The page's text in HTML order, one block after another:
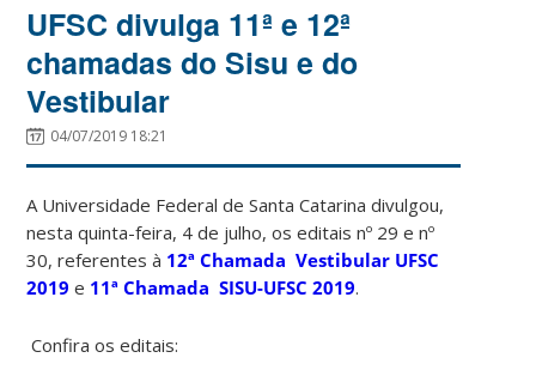
UFSC divulga 11ª e 12ª
chamadas do Sisu e do
Vestibular
04/07/2019 18:21
A Universidade Federal de Santa Catarina divulgou,
nesta quinta-feira, 4 de julho, os editais nº 29 e nº
30, referentes à 12ª Chamada Vestibular UFSC
2019 e 11ª Chamada SISU-UFSC 2019.
Confira os editais: